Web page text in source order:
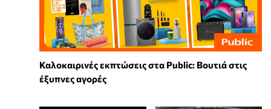
Καλοκαιρινές εκπτώσεις στα Public: Βουτιά στις
έξυπνες αγορές